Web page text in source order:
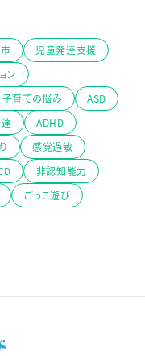
児童発達支援
ン
子育ての悩み
ASD
ADHD
感覚過敏
非認知能力
ごっこ遊び